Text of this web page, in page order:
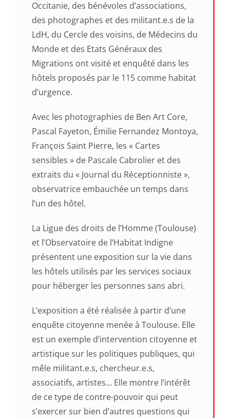
Occitanie, des bénévoles d’associations,
des photographes et des militant.e.s de la
LdH, du Cercle des voisins, de Médecins du
Monde et des Etats Généraux des
Migrations ont visité et enquêté dans les
hôtels proposés par le 115 comme habitat
d’urgence.
Avec les photographies de Ben Art Core,
Pascal Fayeton, Émilie Fernandez Montoya,
François Saint Pierre, les « Cartes
sensibles » de Pascale Cabrolier et des
extraits du « Journal du Réceptionniste »,
observatrice embauchée un temps dans
l’un des hôtel.
La Ligue des droits de l’Homme (Toulouse)
et l’Observatoire de l’Habitat Indigne
présentent une exposition sur la vie dans
les hôtels utilisés par les services sociaux
pour héberger les personnes sans abri.
L’exposition a été réalisée à partir d’une
enquête citoyenne menée à Toulouse. Elle
est un exemple d’intervention citoyenne et
artistique sur les politiques publiques, qui
mêle militant.e.s, chercheur.e.s,
associatifs, artistes… Elle montre l’intérêt
de ce type de contre-pouvoir qui peut
s’exercer sur bien d’autres questions qui